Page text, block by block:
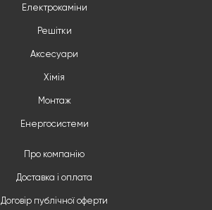
Електрокаміни
Решітки
Аксесуари
Хімія
Монтаж
Енергосистеми
Про компанію
Доставка і оплата
Договір публічної оферти